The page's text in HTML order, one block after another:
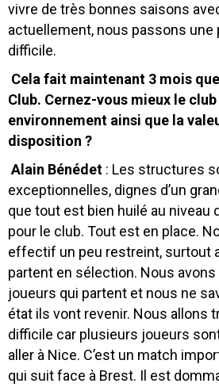
vivre de très bonnes saisons
actuellement, nous passons une
difficile.
Cela fait maintenant 3 mois
Club. Cernez-vous mieux le
environnement ainsi que la
disposition ?
Alain Bénédet : Les structures
exceptionnelles, dignes d’un
que tout est bien huilé au niveau
pour le club. Tout est en place.
effectif un peu restreint, surtout
partent en sélection. Nous
joueurs qui partent et nous ne
état ils vont revenir. Nous allons
difficile car plusieurs joueurs
aller à Nice. C’est un match
qui suit face à Brest. Il est